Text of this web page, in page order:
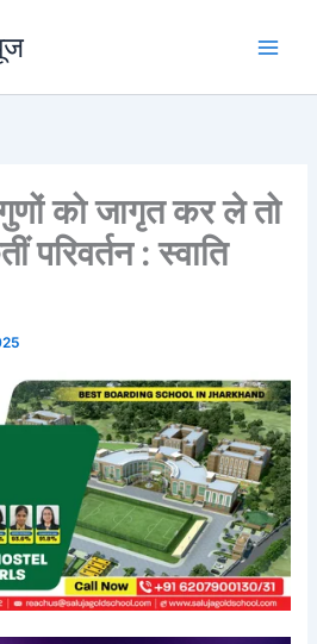
को जागृत कर ले तो
परिवर्तन : स्वाति